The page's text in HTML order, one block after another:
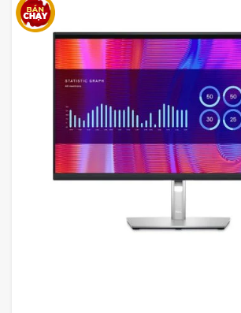
ma, một vấn đề thường gặp ở các
thống. Khi chơi các trò chơi tốc độ
giảm mờ chuyển động sẽ giúp bạn
mượt mà hơn và phán đoán tình
hơn. Bất kể bạn có đang chiến đấu
trong một trò chơi bắn súng hoặc
đường đua, màn hình MSI cung cấp
rõ nét và không bị gián đoạn.